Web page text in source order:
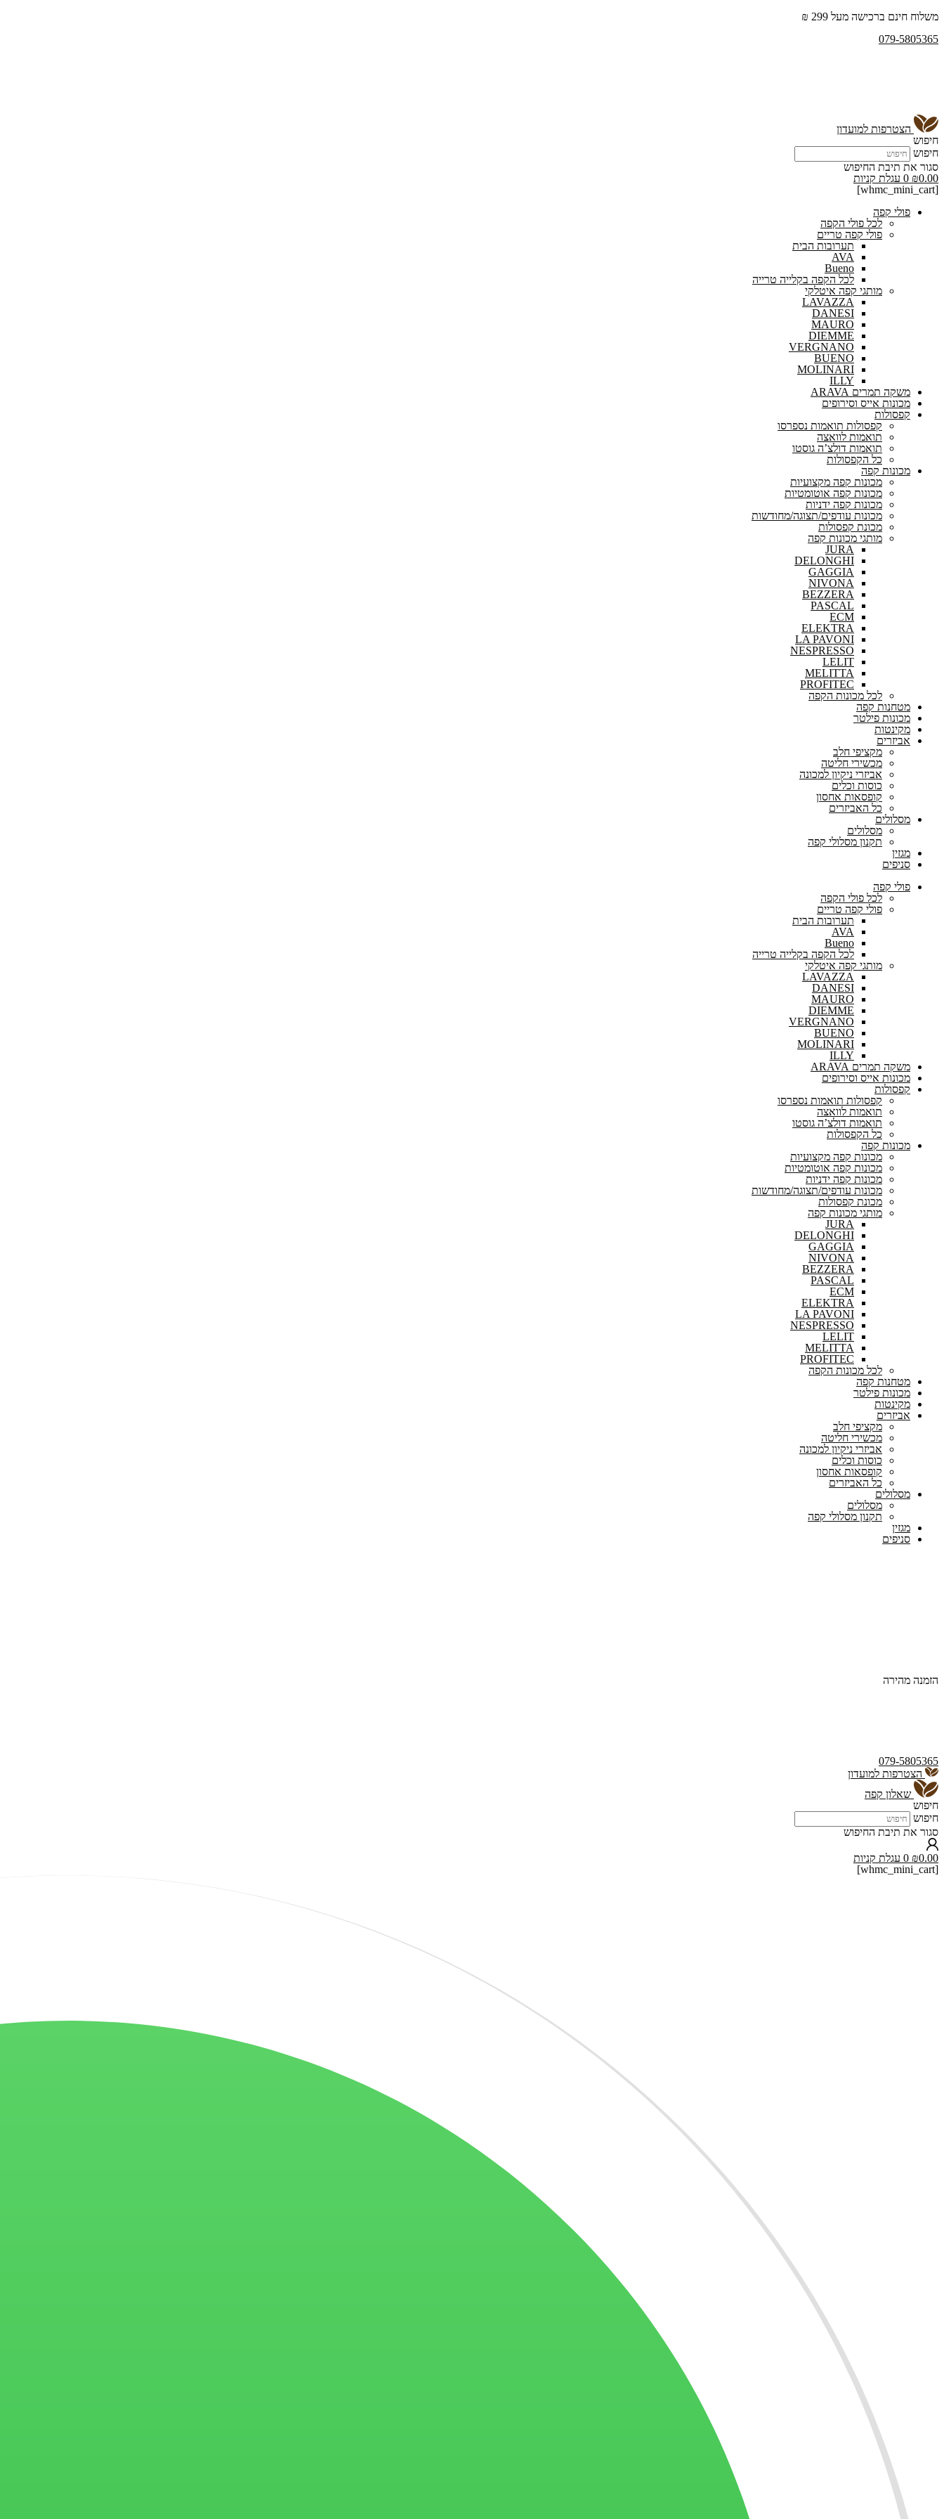
משלוח חינם ברכישה מעל 299 ₪
079-5805365
הצטרפות למועדון
חיפוש
חיפוש
סגור את תיבת החיפוש
₪0.00
0 עגלת קניות
[whmc_mini_cart]
פולי קפה
לכל פולי הקפה
פולי קפה טריים
תערובות הבית
AVA
Bueno
לכל הקפה בקלייה טרייה
מותגי קפה איטלקי
LAVAZZA
DANESI
MAURO
DIEMME
VERGNANO
BUENO
MOLINARI
ILLY
משקה תמרים ARAVA
מכונות אייס וסירופים
קפסולות
קפסולות תואמות נספרסו
תואמות לוואצה
תואמות דולצ’ה גוסטו
כל הקפסולות
מכונות קפה
מכונות קפה מקצועיות
מכונות קפה אוטומטיות
מכונות קפה ידניות
מכונות עודפים/תצוגה/מחודשות
מכונת קפסולות
מותגי מכונות קפה
JURA
DELONGHI
GAGGIA
NIVONA
BEZZERA
PASCAL
ECM
ELEKTRA
LA PAVONI
NESPRESSO
LELIT
MELITTA
PROFITEC
לכל מכונות הקפה
מטחנות קפה
מכונות פילטר
מקינטות
אביזרים
מקציפי חלב
מכשירי חליטה
אביזרי ניקיון למכונה
כוסות וכלים
קופסאות אחסון
כל האביזרים
מסלולים
מסלולים
תקנון מסלולי קפה
מגזין
סניפים
פולי קפה
לכל פולי הקפה
פולי קפה טריים
תערובות הבית
AVA
Bueno
לכל הקפה בקלייה טרייה
מותגי קפה איטלקי
LAVAZZA
DANESI
MAURO
DIEMME
VERGNANO
BUENO
MOLINARI
ILLY
משקה תמרים ARAVA
מכונות אייס וסירופים
קפסולות
קפסולות תואמות נספרסו
תואמות לוואצה
תואמות דולצ’ה גוסטו
כל הקפסולות
מכונות קפה
מכונות קפה מקצועיות
מכונות קפה אוטומטיות
מכונות קפה ידניות
מכונות עודפים/תצוגה/מחודשות
מכונת קפסולות
מותגי מכונות קפה
JURA
DELONGHI
GAGGIA
NIVONA
BEZZERA
PASCAL
ECM
ELEKTRA
LA PAVONI
NESPRESSO
LELIT
MELITTA
PROFITEC
לכל מכונות הקפה
מטחנות קפה
מכונות פילטר
מקינטות
אביזרים
מקציפי חלב
מכשירי חליטה
אביזרי ניקיון למכונה
כוסות וכלים
קופסאות אחסון
כל האביזרים
מסלולים
מסלולים
תקנון מסלולי קפה
מגזין
סניפים
הזמנה מהירה
079-5805365
הצטרפות למועדון
שאלון קפה
חיפוש
חיפוש
סגור את תיבת החיפוש
₪0.00
0 עגלת קניות
[whmc_mini_cart]